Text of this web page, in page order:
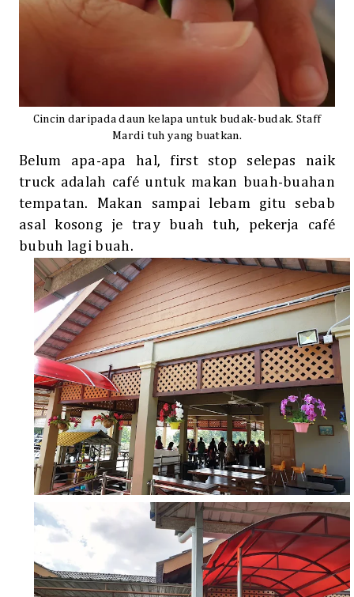
Cincin daripada daun kelapa untuk budak-budak. Staff
Mardi tuh yang buatkan.
Belum apa-apa hal, first stop selepas naik
truck adalah café untuk makan buah-buahan
tempatan. Makan sampai lebam gitu sebab
asal kosong je tray buah tuh, pekerja café
bubuh lagi buah.